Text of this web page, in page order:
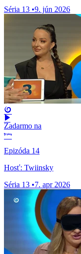
Séria 13 •9. jún 2026
Zadarmo na
Epizóda 14
Hosť: Twiinsky
Séria 13 •7. apr 2026